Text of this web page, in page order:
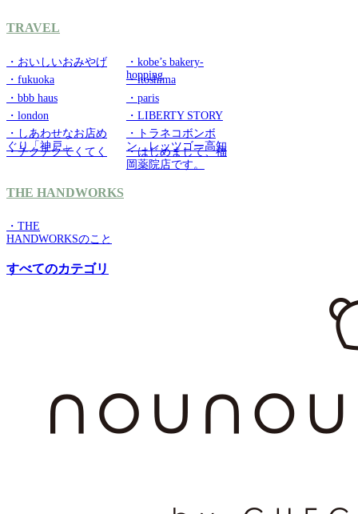
TRAVEL
・おいしいおみやげ
・kobe’s bakery-
hopping
・fukuoka
・itoshima
・bbb haus
・paris
・london
・LIBERTY STORY
・しあわせなお店め
ぐり「神戸」
・トラネコボンボ
ン レッツゴー高知
・チクチクてくてく
・はじめまして、福
岡薬院店です。
THE HANDWORKS
・THE
HANDWORKSのこと
すべてのカテゴリ